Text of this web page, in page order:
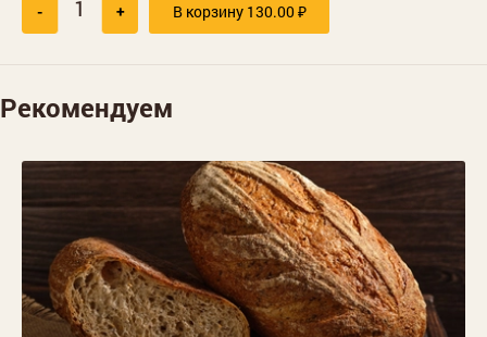
- + В корзину 130.00₽
Рекомендуем